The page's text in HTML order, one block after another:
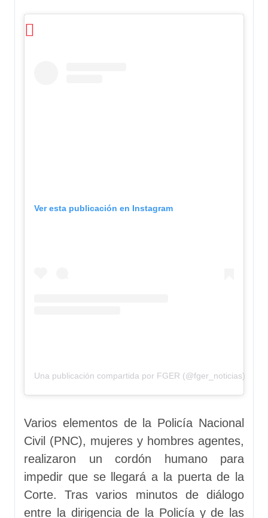
Ver esta publicación en Instagram
Una publicación compartida por FGER (@fger_noticias)
Varios elementos de la Policía Nacional
Civil (PNC), mujeres y hombres agentes,
realizaron un cordón humano para
impedir que se llegará a la puerta de la
Corte. Tras varios minutos de diálogo
entre la dirigencia de la Policía y de las